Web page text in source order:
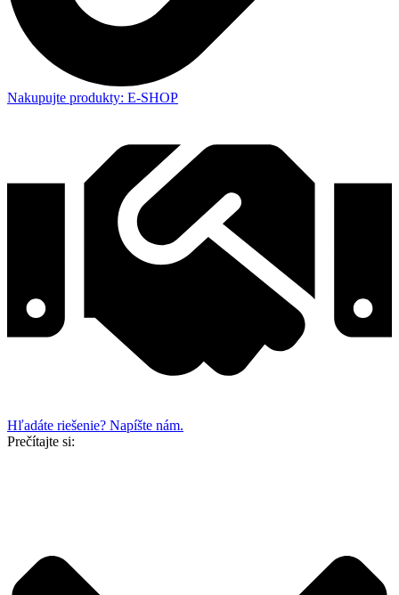
Nakupujte produkty: E-SHOP
Hľadáte riešenie? Napíšte nám.
Prečítajte si: